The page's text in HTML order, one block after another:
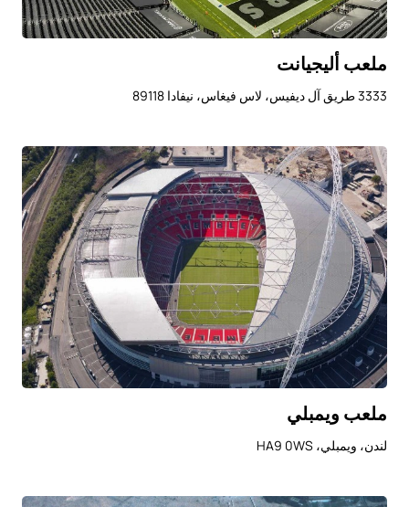
ملعب أليجيانت
3333 طريق آل ديفيس، لاس فيغاس، نيفادا 89118
ملعب ويمبلي
لندن، ويمبلي، HA9 0WS